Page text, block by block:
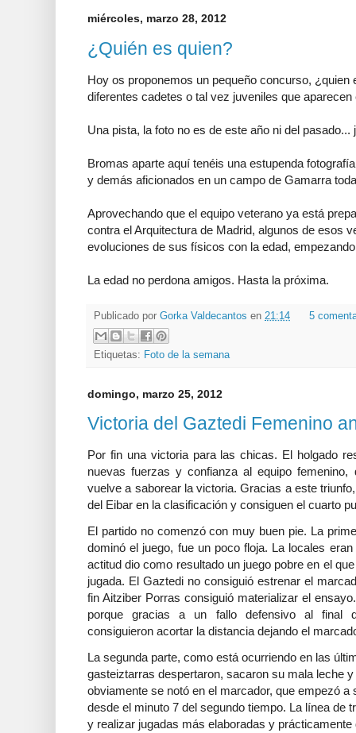
miércoles, marzo 28, 2012
¿Quién es quien?
Hoy os proponemos un pequeño concurso, ¿quien
diferentes cadetes o tal vez juveniles que aparecen
Una pista, la foto no es de este año ni del pasado...
Bromas aparte aquí tenéis una estupenda
y demás aficionados en un campo de Gamarra
Aprovechando que el equipo veterano ya está
contra el Arquitectura de Madrid, algunos de esos
evoluciones de sus físicos con la edad,
La edad no perdona amigos. Hasta la próxima.
Publicado por Gorka Valdecantos en 21:14 5
Etiquetas: Foto de la semana
domingo, marzo 25, 2012
Victoria del Gaztedi Femenino
Por fin una victoria para las chicas. El holgado
nuevas fuerzas y confianza al equipo
vuelve a saborear la victoria. Gracias a este
del Eibar en la clasificación y consiguen el cuarto
El partido no comenzó con muy buen pie. La
dominó el juego, fue un poco floja. La locales
actitud dio como resultado un juego pobre en el
jugada. El Gaztedi no consiguió estrenar el
fin Aitziber Porras consiguió materializar el
porque gracias a un fallo defensivo al final
consiguieron acortar la distancia dejando el
La segunda parte, como está ocurriendo en las
gasteiztarras despertaron, sacaron su mala leche
obviamente se notó en el marcador, que empezó
desde el minuto 7 del segundo tiempo. La línea de
y realizar jugadas más elaboradas y